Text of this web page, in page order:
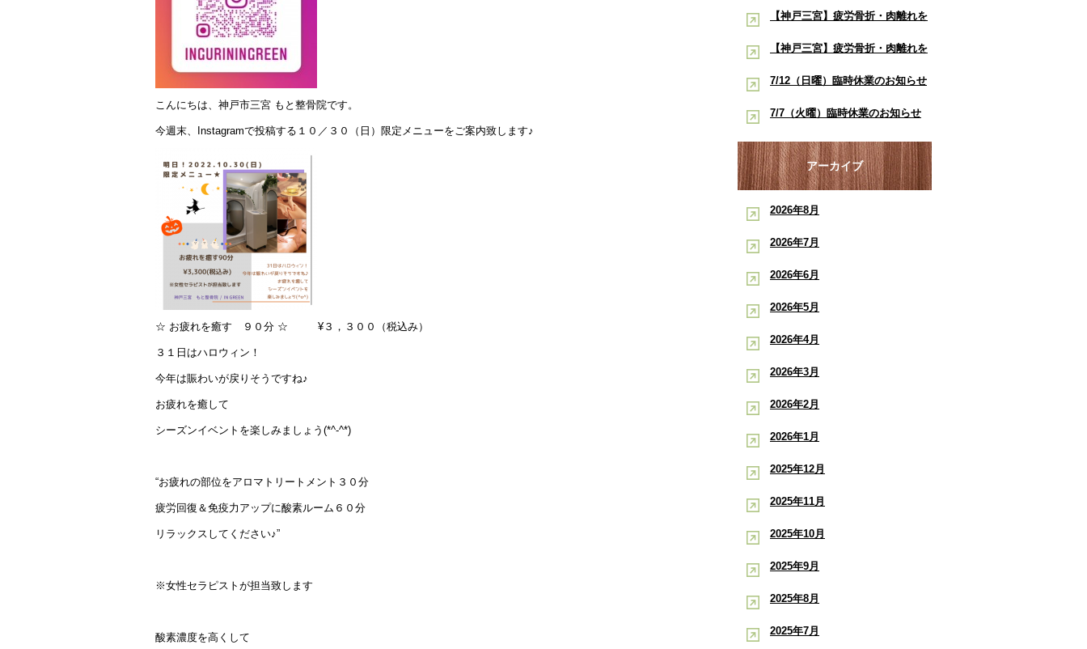
こんにちは、神戸市三宮 もと整骨院です。
今週末、Instagramで投稿する１０／３０（日）限定メニューをご案内致します♪
☆ お疲れを癒す ９０分 ☆ ¥３，３００（税込み）
３１日はハロウィン！
今年は賑わいが戻りそうですね♪
お疲れを癒して
シーズンイベントを楽しみましょう(*^-^*)
“お疲れの部位をアロマトリートメント３０分
疲労回復＆免疫力アップに酸素ルーム６０分
リラックスしてください♪”
※女性セラピストが担当致します
酸素濃度を高くして
内】8月は熱中症・交通事故・ス
ポート
【神戸三宮】疲労骨折・肉離れを
早く治したい学生アスリートへ｜
骨院
【神戸三宮】疲労骨折・肉離れを
早く治したい学生アスリートへ｜
骨院
7/12（日曜）臨時休業のお知らせ
【神戸市三宮 もと整骨院】
7/7（火曜）臨時休業のお知らせ
アーカイブ
2026年8月
2026年7月
2026年6月
2026年5月
2026年4月
2026年3月
2026年2月
2026年1月
2025年12月
2025年11月
2025年10月
2025年9月
2025年8月
2025年7月